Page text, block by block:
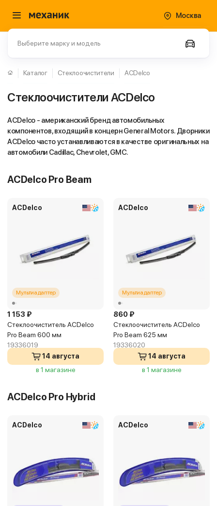
Москва
Выберите марку и модель
Каталог Стеклоочистители ACDelco
Стеклоочистители ACDelco
ACDelco - американский бренд автомобильных
компонентов, входящий в концерн General Motors. Дворники
ACDelco часто устанавливаются в качестве оригинальных на
автомобили Cadillac, Chevrolet, GMC.
ACDelco Pro Beam
ACDelco
Мультиадаптер
1 153 ₽
Стеклоочиститель ACDelco
Pro Beam 600 мм
19336019
14 августа
в 1 магазине
ACDelco
Мультиадаптер
860 ₽
Стеклоочиститель ACDelco
Pro Beam 625 мм
19336020
14 августа
в 1 магазине
ACDelco Pro Hybrid
ACDelco ACDelco